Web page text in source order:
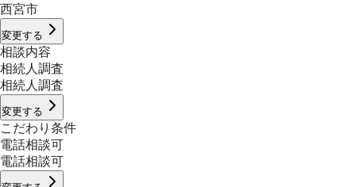
西宮市
変更する
相談内容
相続人調査
相続人調査
変更する
こだわり条件
電話相談可
電話相談可